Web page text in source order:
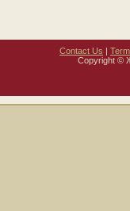
Contact Us
Copyright ©